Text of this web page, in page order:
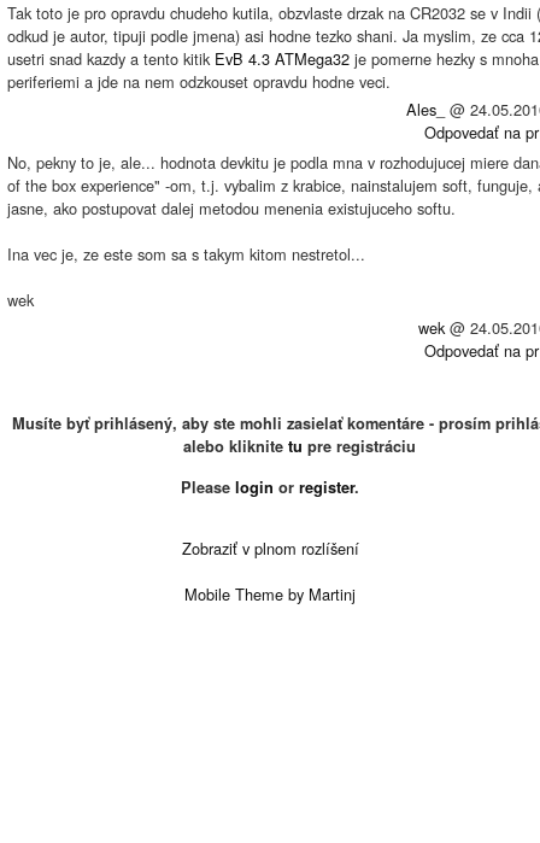
Tak toto je pro opravdu chudeho kutila, obzvlaste drzak na CR2032 se v Indii
odkud je autor, tipuji podle jmena) asi hodne tezko shani. Ja myslim, ze cca
usetri snad kazdy a tento kitik EvB 4.3 ATMega32 je pomerne hezky s mnoha
periferiemi a jde na nem odzkouset opravdu hodne veci.
Ales_ @
Odpovedať na
No, pekny to je, ale... hodnota devkitu je podla mna v rozhodujucej miere
of the box experience" -om, t.j. vybalim z krabice, nainstalujem soft, funguje,
jasne, ako postupovat dalej metodou menenia existujuceho softu.
Ina vec je, ze este som sa s takym kitom nestretol...
wek
wek@
Odpovedať na
Musíte byť prihlásený, aby ste mohli zasielať komentáre - prosím
alebo kliknite tu pre registráciu
Please login or register.
Zobraziť v plnom rozlíšení
Mobile Theme by Martinj